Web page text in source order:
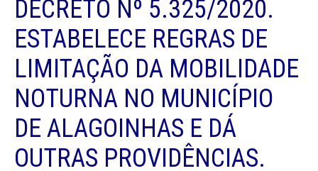
DECRETO Nº 5.325/2020.
ESTABELECE REGRAS DE
LIMITAÇÃO DA MOBILIDADE
NOTURNA NO MUNICÍPIO
DE ALAGOINHAS E DÁ
OUTRAS PROVIDÊNCIAS.